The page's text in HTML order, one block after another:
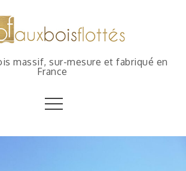
massif, sur-mesure et fabriqué en
France